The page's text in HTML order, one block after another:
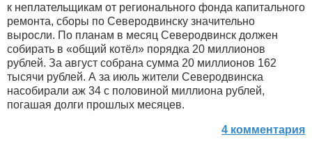
к неплательщикам от регионального фонда капитального
ремонта, сборы по Северодвинску значительно
выросли. По планам в месяц Северодвинск должен
собирать в «общий котёл» порядка 20 миллионов
рублей. За август собрана сумма 20 миллионов 162
тысячи рублей. А за июль жители Северодвинска
насобирали аж 34 с половиной миллиона рублей,
погашая долги прошлых месяцев.
4 комментария